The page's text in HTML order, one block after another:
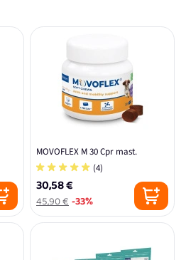
MOVOFLEX M 30 Cpr mast.
(4)
30,58 €
45,90 €-33%